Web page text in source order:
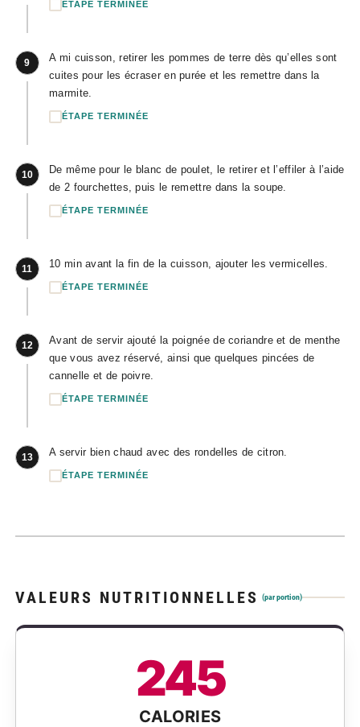
ÉTAPE TERMINÉE
9
A mi cuisson, retirer les pommes de terre dès qu’elles sont
cuites pour les écraser en purée et les remettre dans la
marmite.
ÉTAPE TERMINÉE
10
De même pour le blanc de poulet, le retirer et l’effiler à l’aide
de 2 fourchettes, puis le remettre dans la soupe.
ÉTAPE TERMINÉE
11 10 min avant la fin de la cuisson, ajouter les vermicelles.
ÉTAPE TERMINÉE
12
Avant de servir ajouté la poignée de coriandre et de menthe
que vous avez réservé, ainsi que quelques pincées de
cannelle et de poivre.
ÉTAPE TERMINÉE
13 A servir bien chaud avec des rondelles de citron.
ÉTAPE TERMINÉE
VALEURS NUTRITIONNELLES (par portion)
245
CALORIES